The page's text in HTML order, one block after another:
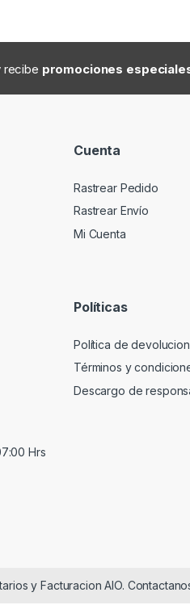
recibe promociones
Hrs
Cuenta
Rastrear Pedido
Rastrear Envío
Mi Cuenta
Políticas
Política de
Términos y
Descargo de
y Facturacion AIO.